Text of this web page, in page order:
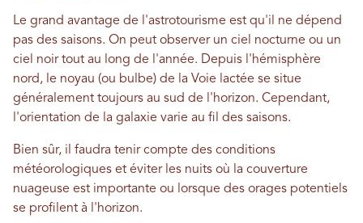
Le grand avantage de l'astrotourisme est qu'il ne dépend
pas des saisons. On peut observer un ciel nocturne ou un
ciel noir tout au long de l'année. Depuis l'hémisphère
nord, le noyau (ou bulbe) de la Voie lactée se situe
généralement toujours au sud de l'horizon. Cependant,
l'orientation de la galaxie varie au fil des saisons.
Bien sûr, il faudra tenir compte des conditions
météorologiques et éviter les nuits où la couverture
nuageuse est importante ou lorsque des orages potentiels
se profilent à l'horizon.